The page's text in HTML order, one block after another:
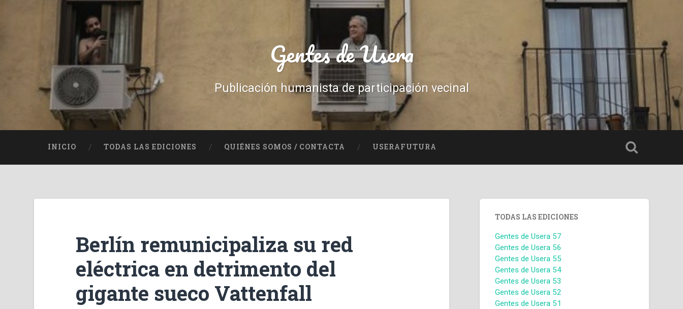
Gentes de Usera
Publicación humanista de participación vecinal
INICIO TODAS LAS EDICIONES QUIÉNES SOMOS / CONTACTA USERAFUTURA
Berlín remunicipaliza su red
eléctrica en detrimento del
gigante sueco Vattenfall
TODAS LAS EDICIONES
Gentes de Usera 57
Gentes de Usera 56
Gentes de Usera 55
Gentes de Usera 54
Gentes de Usera 53
Gentes de Usera 52
Gentes de Usera 51